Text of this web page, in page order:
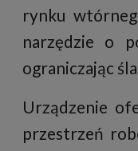
rynku
narzędzie o
ograniczając
Urządzenie
przestrzeń